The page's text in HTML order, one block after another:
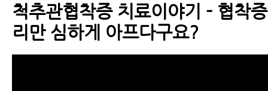
척추관협착증 치료이야기 - 협착
리만 심하게 아프다구요?